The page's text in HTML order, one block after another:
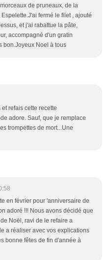
de pruneaux, de la
fermé le filet , ajouté
et j'ai rabattue la pâte,
accompagné d'un gratin
bon.Joyeux Noel à tous
et refais cette recette
adore. Sauf, que je remplace
trompettes de mort...Une
en février pour 'anniversaire de
adoré !!! Nous avons décidé que
Noël, ravi de le refaire a
a réaliser avec vos explications
bonne fêtes de fin d'année à